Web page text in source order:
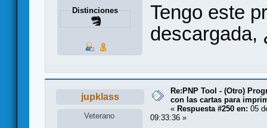
Distinciones
Tengo este
descargada,
jupklass
Veterano
Re:PNP Tool - (Otro)
con las cartas para
« Respuesta #250 en: 05
09:33:36 »